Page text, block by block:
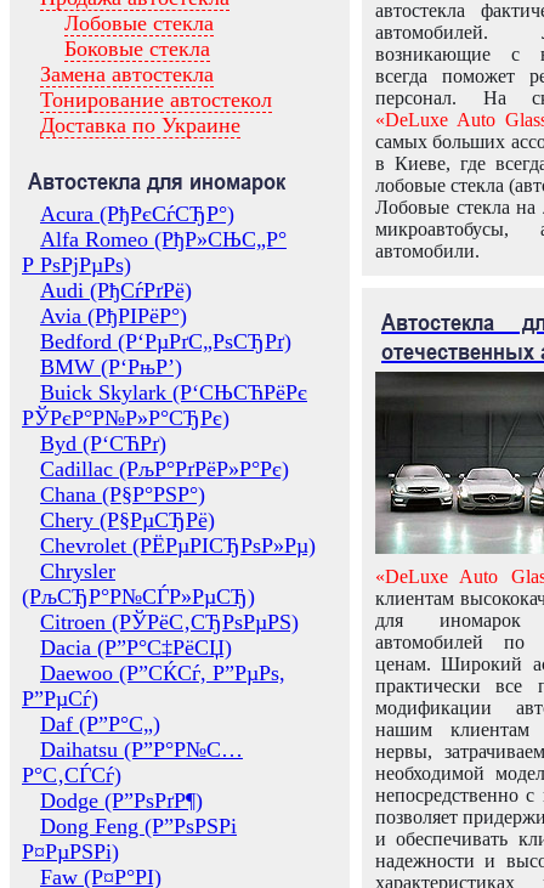
Лобовые стекла
Боковые стекла
Замена автостекла
Тонирование автостекол
Доставка по Украине
Автостекла для иномарок
Acura (РђРєСѓСЂР°)
Alfa Romeo (РђР»СЊС„Р°
Р РѕРјРµРѕ)
Audi (РђСѓРґРё)
Avia (РђРІРёР°)
Bedford (Р‘РµРґС„РѕСЂРґ)
BMW (Р‘РњР’)
Buick Skylark (Р‘СЊСЋРёРє
РЎРєР°Р№Р»Р°СЂРє)
Byd (Р‘СЋРґ)
Cadillac (РљР°РґРёР»Р°Рє)
Chana (Р§Р°РЅР°)
Chery (Р§РµСЂРё)
Chevrolet (РЁРµРІСЂРѕР»Рµ)
Chrysler
(РљСЂР°Р№СЃР»РµСЂ)
Citroen (РЎРёС‚СЂРѕРµРЅ)
Dacia (Р”Р°С‡РёСЏ)
Daewoo (Р”СЌСѓ, Р”РµРѕ,
Р”РµСѓ)
Daf (Р”Р°С„)
Daihatsu (Р”Р°Р№С…
Р°С‚СЃСѓ)
Dodge (Р”РѕРґР¶)
Dong Feng (Р”РѕРЅРі
Р¤РµРЅРі)
Faw (Р¤Р°РІ)
автостекла
возникающие с
всегда поможет
персонал. На
«DeLuxe Auto
самых больших
в Киеве, где
лобовые стекла
Лобовые стекла на
микроавтобусы,
автомобили.
Автостекла
отечественных
«DeLuxe Auto
клиентам
для иномарок
автомобилей
ценам. Широкий
практически все
модификации
нашим клиентам
нервы,
необходимой
непосредственно
позволяет
и обеспечивать
надежности и